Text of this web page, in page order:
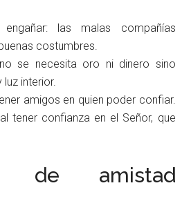
las malas compañías
costumbres.
se necesita oro ni dinero sino
luz interior.
amigos en quien poder confiar.
tener confianza en el Señor, que
de amistad